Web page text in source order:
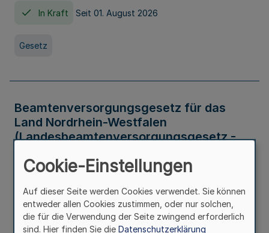
In Kraft Seit 01. August 2026
Gesetz
Beamtenversorgungsgesetz für das
Land Nordrhein-Westfalen
(Landesbeamtenversorgungsgesetz -
Gesetz
Cookie-Einstellungen
Auf dieser Seite werden Cookies verwendet. Sie können
entweder allen Cookies zustimmen, oder nur solchen,
die für die Verwendung der Seite zwingend erforderlich
sind. Hier finden Sie die Datenschutzerklärung